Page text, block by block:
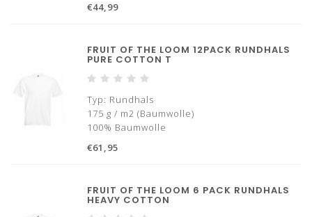
100% Baumwolle.
Typ Halsausschnitt: V-Ausschnitt
Mit Verstärkungsband von Schulte
€44,99
FRUIT OF THE LOOM 12PACK RUNDHALS
PURE COTTON T
Typ: Rundhals
175 g / m2 (Baumwolle)
100% Baumwolle
Schulter
Größen: S bis 3XL
€61,95
FRUIT OF THE LOOM 6 PACK RUNDHALS
HEAVY COTTON